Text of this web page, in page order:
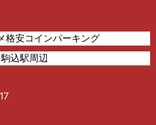
格安コインパーキング
駒込駅周辺